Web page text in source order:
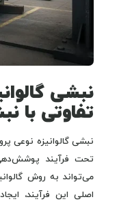
نبشی
تفاوتی با
تحت فرآیند
می‌تواند به روش
اصلی این فرآیند،